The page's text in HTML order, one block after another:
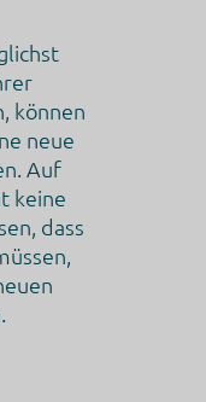
können
neue
Auf
keine
dass